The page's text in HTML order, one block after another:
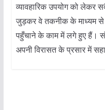
व्यावहारिक उपयोग को लेकर
जुड़कर वे तकनीक के माध्यम से
पहुँचाने के काम में लगे हुए हैं।
अपनी विरासत के प्रसार में